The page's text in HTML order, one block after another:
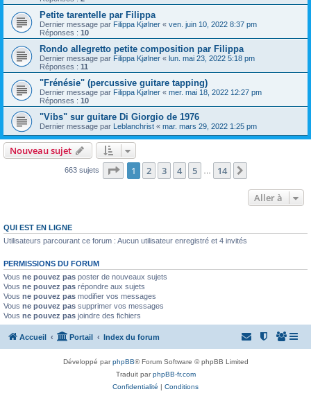
Petite tarentelle par Filippa
Dernier message par Filippa Kjølner « ven. juin 10, 2022 8:37 pm
Réponses : 10
Rondo allegretto petite composition par Filippa
Dernier message par Filippa Kjølner « lun. mai 23, 2022 5:18 pm
Réponses : 11
"Frénésie" (percussive guitare tapping)
Dernier message par Filippa Kjølner « mer. mai 18, 2022 12:27 pm
Réponses : 10
"Vibs" sur guitare Di Giorgio de 1976
Dernier message par Leblanchrist « mar. mars 29, 2022 1:25 pm
Nouveau sujet
663 sujets Page 1sur14
1 2 3 4 5 14
Aller à
QUI EST EN LIGNE
Utilisateurs parcourant ce forum : Aucun utilisateur enregistré et 4 invités
PERMISSIONS DU FORUM
Vous ne pouvez pas poster de nouveaux sujets
Vous ne pouvez pas répondre aux sujets
Vous ne pouvez pas modifier vos messages
Vous ne pouvez pas supprimer vos messages
Vous ne pouvez pas joindre des fichiers
Accueil Portail Index du forum
Développé parphpBB® Forum Software © phpBB Limited
Traduit parphpBB-fr.com
Confidentialité | Conditions